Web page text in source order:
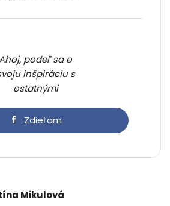
podeľ sa o
inšpiráciu s
ostatnými
Zdieľam
Mikulová